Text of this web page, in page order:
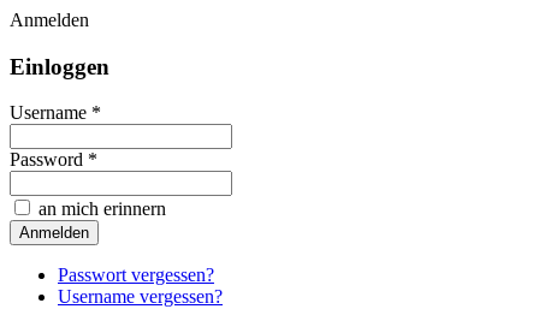
Anmelden
Einloggen
Username *
Password *
an mich erinnern
Passwort vergessen?
Username vergessen?